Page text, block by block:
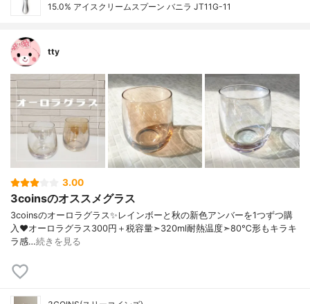
15.0% アイスクリームスプーン バニラ JT11G-11
tty
3.00
3coinsのオススメグラス
3coinsのオーロラグラス✨ レインボーと秋の新色アンバーを1つずつ購
入♥ オーロラグラス300円＋税 容量➣320ml 耐熱温度➣80℃ 形もキラキ
ラ感…続きを見る